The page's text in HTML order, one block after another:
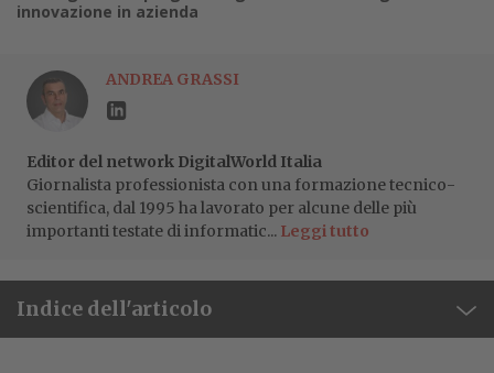
innovazione in azienda
ANDREA GRASSI
Editor del network DigitalWorld Italia
Giornalista professionista con una formazione tecnico-
scientifica, dal 1995 ha lavorato per alcune delle più
importanti testate di informatic... Leggi tutto
Indice dell'articolo